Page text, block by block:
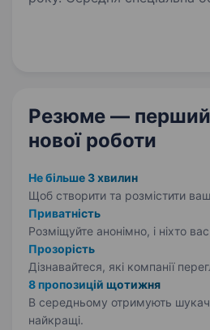
підприємство, що входить
та ремонт автомобілів…
Резюме —
нової роботи
Не більше 3 хвилин
Щоб створити та розмістити
Приватність
Розміщуйте анонімно, і ніхто
Прозорість
Дізнавайтеся, які компанії
8 пропозицій щотижня
В середньому отримують
найкращі.